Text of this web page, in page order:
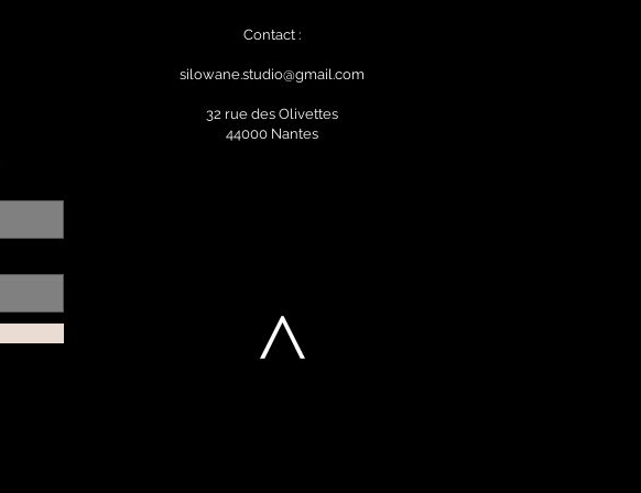
Contact :
silowane.studio@gmail.com
32 rue des Olivettes
44000 Nantes
>